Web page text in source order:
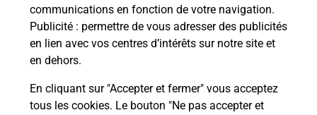
communications en fonction de votre navigation.
Publicité : permettre de vous adresser des publicités
en lien avec vos centres d’intérêts sur notre site et
en dehors.
En cliquant sur "Accepter et fermer" vous acceptez
tous les cookies. Le bouton "Ne pas accepter et
Puis-je passer mon code de la route
avec La Poste et sous quelles
conditions ?